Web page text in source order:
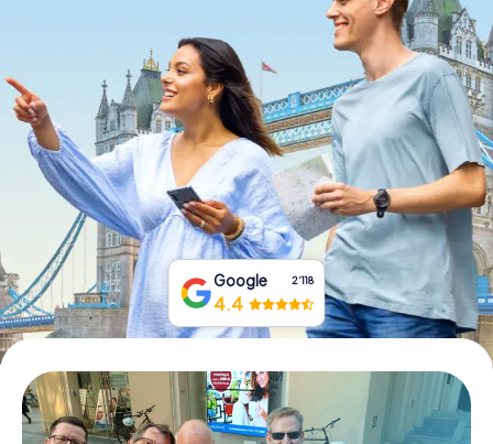
IE
NL
Tickets buchen
Gutscheine bestellen
Google 2‘118
4.4